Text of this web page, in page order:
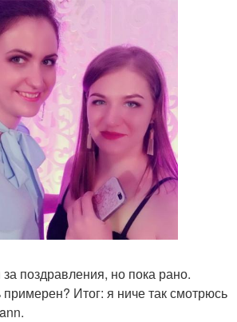
поздравления, но пока рано.
Итог: я ниче так смотрюсь